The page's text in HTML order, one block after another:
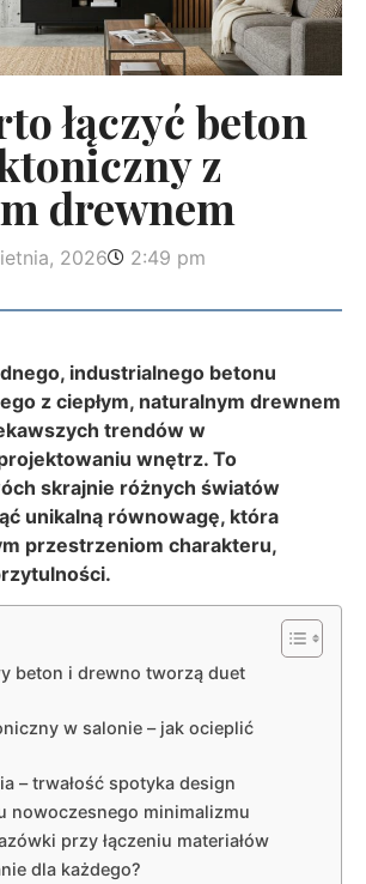
łączyć beton
z
drewnem
2026 2:49 pm
industrialnego betonu
z ciepłym, naturalnym drewnem
trendów w
wnętrz. To
skrajnie różnych światów
unikalną równowagę, która
przestrzeniom charakteru,
beton i drewno tworzą duet
w salonie – jak ocieplić
– trwałość spotyka design
nowoczesnego minimalizmu
przy łączeniu materiałów
dla każdego?